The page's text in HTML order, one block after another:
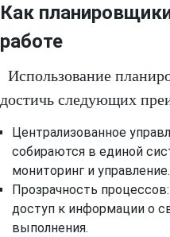
Как
работе
Использование
достичь следующих
Централизованное
собираются в единой
мониторинг и управление.
Прозрачность
доступ к информации о
выполнения.